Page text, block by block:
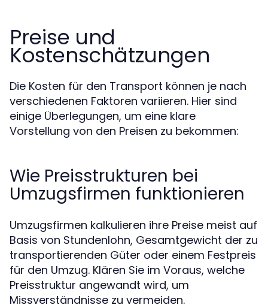
Preise und
Kostenschätzungen
Die Kosten für den Transport können je nach
verschiedenen Faktoren variieren. Hier sind
einige Überlegungen, um eine klare
Vorstellung von den Preisen zu bekommen:
Wie Preisstrukturen bei
Umzugsfirmen funktionieren
Umzugsfirmen kalkulieren ihre Preise meist auf
Basis von Stundenlohn, Gesamtgewicht der zu
transportierenden Güter oder einem Festpreis
für den Umzug. Klären Sie im Voraus, welche
Preisstruktur angewandt wird, um
Missverständnisse zu vermeiden.